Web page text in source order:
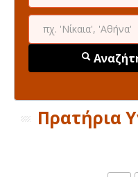
Πρατήρια